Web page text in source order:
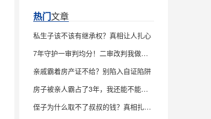
热门文章
私生子该不该有继承权？真相让人扎心
7年守护一审判均分！二审改判我做对了什么
亲戚霸着房产证不给？别陷入自证陷阱
房子被亲人霸占了3年，我还能不能继承
侄子为什么取不了叔叔的钱？真相扎心了